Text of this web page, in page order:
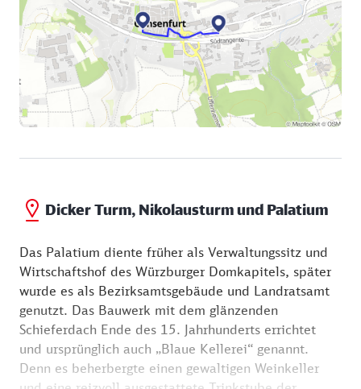
Dicker Turm, Nikolausturm und Palatium
Das Palatium diente früher als Verwaltungssitz und
Wirtschaftshof des Würzburger Domkapitels, später
wurde es als Bezirksamtsgebäude und Landratsamt
genutzt. Das Bauwerk mit dem glänzenden
Schieferdach Ende des 15. Jahrhunderts errichtet
und ursprünglich auch „Blaue Kellerei“ genannt.
Denn es beherbergte einen gewaltigen Weinkeller